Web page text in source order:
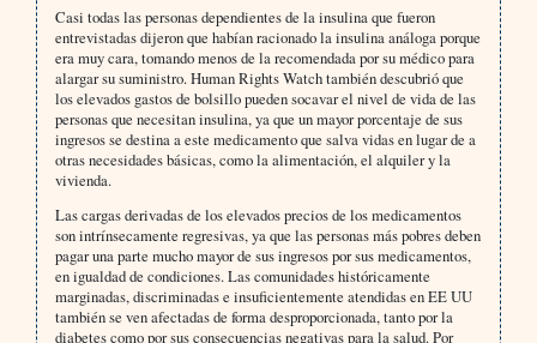
Casi todas las personas dependientes de la insulina que fueron
entrevistadas dijeron que habían racionado la insulina análoga porque
era muy cara, tomando menos de la recomendada por su médico para
alargar su suministro. Human Rights Watch también descubrió que
los elevados gastos de bolsillo pueden socavar el nivel de vida de las
personas que necesitan insulina, ya que un mayor porcentaje de sus
ingresos se destina a este medicamento que salva vidas en lugar de a
otras necesidades básicas, como la alimentación, el alquiler y la
vivienda.
Las cargas derivadas de los elevados precios de los medicamentos
son intrínsecamente regresivas, ya que las personas más pobres deben
pagar una parte mucho mayor de sus ingresos por sus medicamentos,
en igualdad de condiciones. Las comunidades históricamente
marginadas, discriminadas e insuficientemente atendidas en EE UU
también se ven afectadas de forma desproporcionada, tanto por la
diabetes como por sus consecuencias negativas para la salud. Por